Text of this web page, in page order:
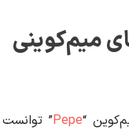
میم‌کوینی
Pepe